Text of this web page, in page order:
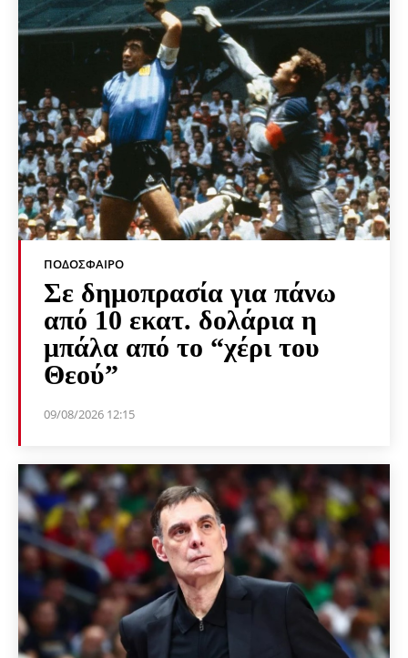
ΠΟΔΌΣΦΑΙΡΟ
Σε δημοπρασία για πάνω
από 10 εκατ. δολάρια η
μπάλα από το “χέρι του
Θεού”
09/08/2026 12:15